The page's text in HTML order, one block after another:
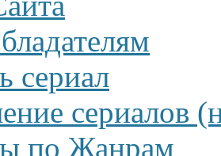
сериал
сериалов
по Жанрам